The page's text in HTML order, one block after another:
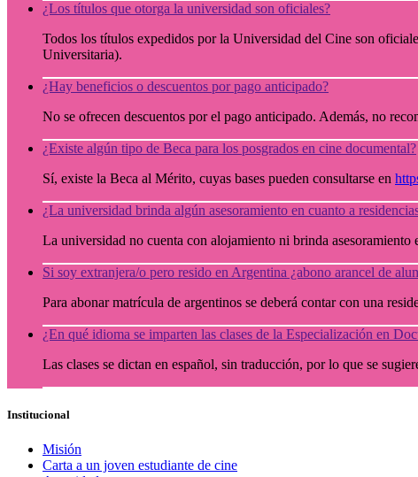
¿Los títulos que otorga la universidad son oficiales?
Todos los títulos expedidos por la Universidad del Cine son
Universitaria).
¿Hay beneficios o descuentos por pago anticipado?
No se ofrecen descuentos por el pago anticipado. Además, no
¿Existe algún tipo de Beca para los posgrados en cine documental?
Sí, existe la Beca al Mérito, cuyas bases pueden consultarse en
¿La universidad brinda algún asesoramiento en cuanto a
La universidad no cuenta con alojamiento ni brinda asesoramiento
Si soy extranjera/o pero resido en Argentina ¿abono arancel de
Para abonar matrícula de argentinos se deberá contar con una
¿En qué idioma se imparten las clases de la Especialización en
Las clases se dictan en español, sin traducción, por lo que se
Institucional
Misión
Carta a un joven estudiante de cine